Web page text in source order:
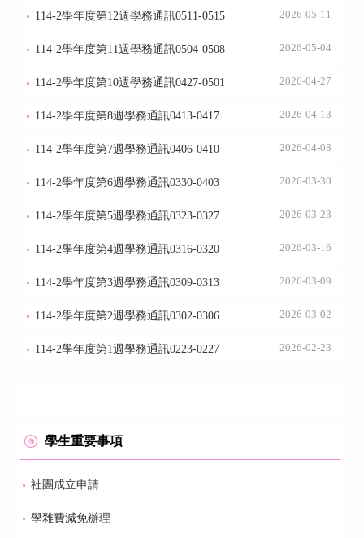
114-2學年度第12週學務通訊0511-0515 2026-05-11
114-2學年度第11週學務通訊0504-0508 2026-05-04
114-2學年度第10週學務通訊0427-0501 2026-04-27
114-2學年度第8週學務通訊0413-0417 2026-04-13
114-2學年度第7週學務通訊0406-0410 2026-04-08
114-2學年度第6週學務通訊0330-0403 2026-03-30
114-2學年度第5週學務通訊0323-0327 2026-03-23
114-2學年度第4週學務通訊0316-0320 2026-03-16
114-2學年度第3週學務通訊0309-0313 2026-03-09
114-2學年度第2週學務通訊0302-0306 2026-03-02
114-2學年度第1週學務通訊0223-0227 2026-02-23
:::
學生重要事項
社團成立申請
學雜費減免辦理